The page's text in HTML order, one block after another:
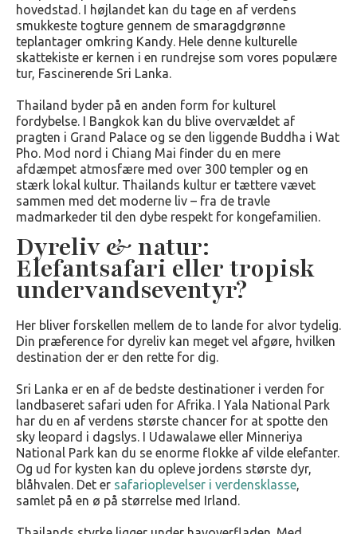
hovedstad. I højlandet kan du tage en af verdens
smukkeste togture gennem de smaragdgrønne
teplantager omkring Kandy. Hele denne kulturelle
skattekiste er kernen i en rundrejse som vores populære
tur, Fascinerende Sri Lanka.
Thailand byder på en anden form for kulturel
fordybelse. I Bangkok kan du blive overvældet af
pragten i Grand Palace og se den liggende Buddha i Wat
Pho. Mod nord i Chiang Mai finder du en mere
afdæmpet atmosfære med over 300 templer og en
stærk lokal kultur. Thailands kultur er tættere vævet
sammen med det moderne liv – fra de travle
madmarkeder til den dybe respekt for kongefamilien.
Dyreliv & natur:
Elefantsafari eller tropisk
undervandseventyr?
Her bliver forskellen mellem de to lande for alvor tydelig.
Din præference for dyreliv kan meget vel afgøre, hvilken
destination der er den rette for dig.
Sri Lanka er en af de bedste destinationer i verden for
landbaseret safari uden for Afrika. I Yala National Park
har du en af verdens største chancer for at spotte den
sky leopard i dagslys. I Udawalawe eller Minneriya
National Park kan du se enorme flokke af vilde elefanter.
Og ud for kysten kan du opleve jordens største dyr,
blåhvalen. Det er safarioplevelser i verdensklasse,
samlet på en ø på størrelse med Irland.